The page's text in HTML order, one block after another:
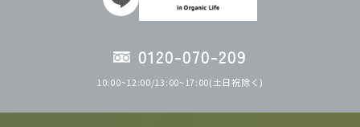
0120-070-209
10:00~12:00/13:00~17:00(土日祝除く)